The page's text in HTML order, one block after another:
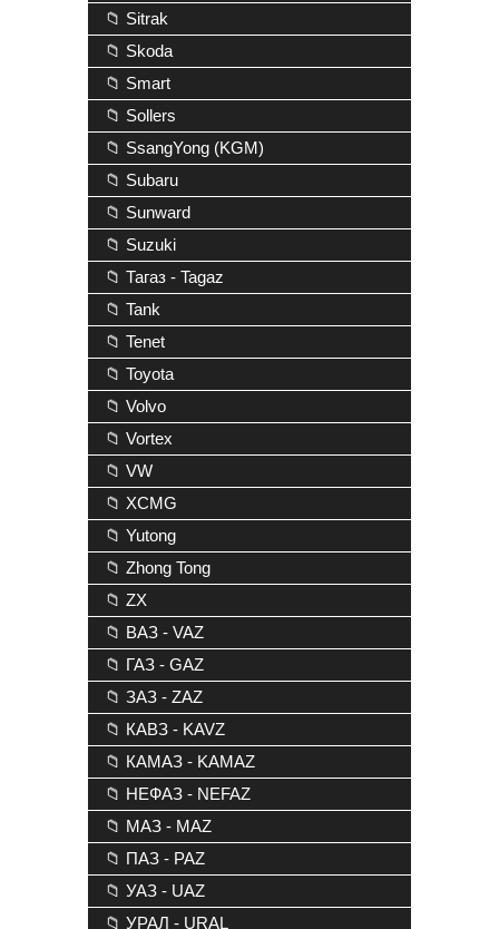
📁 Sitrak
📁 Skoda
📁 Smart
📁 Sollers
📁 SsangYong (KGM)
📁 Subaru
📁 Sunward
📁 Suzuki
📁 Тагаз - Tagaz
📁 Tank
📁 Tenet
📁 Toyota
📁 Volvo
📁 Vortex
📁 VW
📁 XCMG
📁 Yutong
📁 Zhong Tong
📁 ZX
📁 ВАЗ - VAZ
📁 ГАЗ - GAZ
📁 ЗАЗ - ZAZ
📁 КАВЗ - KAVZ
📁 КАМАЗ - KAMAZ
📁 НЕФАЗ - NEFAZ
📁 МАЗ - MAZ
📁 ПАЗ - PAZ
📁 УАЗ - UAZ
📁 УРАЛ - URAL